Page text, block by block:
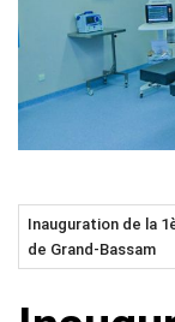
Inauguration de la
de Grand-Bassam